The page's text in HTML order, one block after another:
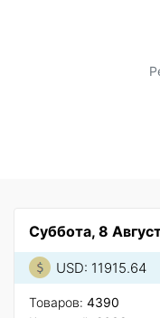
Суббота, 8
USD: 11915.64
Товаров: 4390